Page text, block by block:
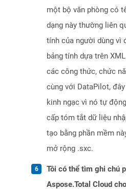
một bộ văn phòng có
dạng này thường liên
tính của người dùng vì
bảng tính dựa trên
các công thức, chức
cùng với DataPilot,
kinh ngạc vì nó tự
cấp tóm tắt dữ liệu
tạo bằng phần mềm
mở rộng .sxc.
Tôi có thể tìm ghi chú
Aspose.Total Cloud